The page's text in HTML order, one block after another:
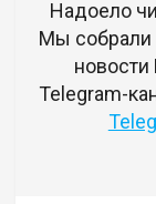
Надоело
Мы собрали
новости
Telegram-